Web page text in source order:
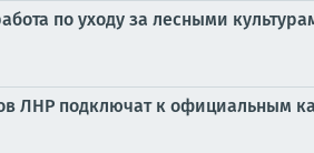
по уходу за лесными
ЛНР подключат к официальным